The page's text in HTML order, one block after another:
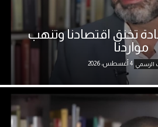
تخنق اقتصادنا وتنهب
مواردنا
الرسمي 4 أغسطس، 2026